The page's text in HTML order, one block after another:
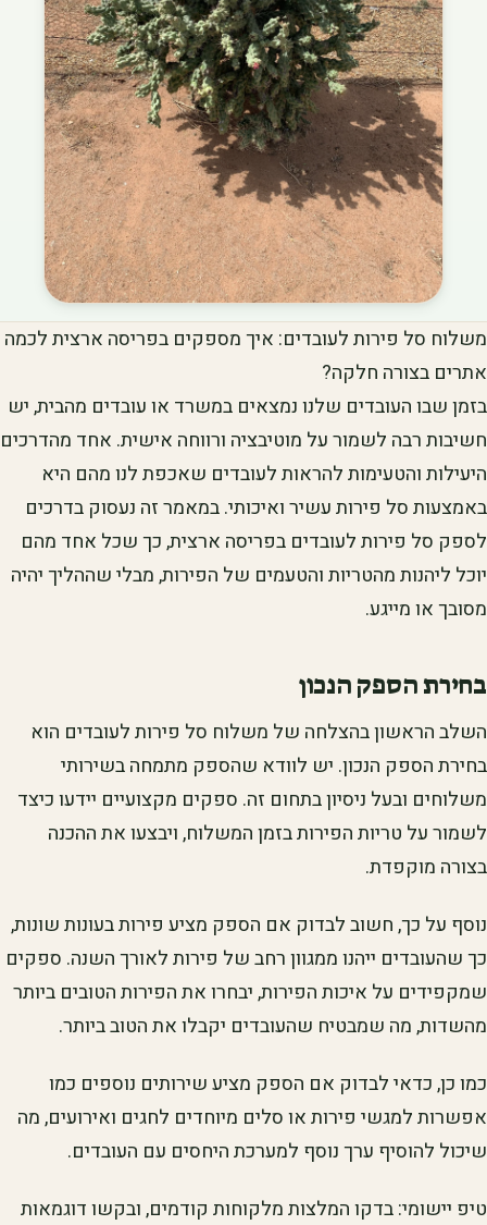
משלוח סל פירות לעובדים: איך מספקים בפריסה ארצית לכמה
אתרים בצורה חלקה?
בזמן שבו העובדים שלנו נמצאים במשרד או עובדים מהבית, יש
חשיבות רבה לשמור על מוטיבציה ורווחה אישית. אחד מהדרכים
היעילות והטעימות להראות לעובדים שאכפת לנו מהם היא
באמצעות סל פירות עשיר ואיכותי. במאמר זה נעסוק בדרכים
לספק סל פירות לעובדים בפריסה ארצית, כך שכל אחד מהם
יוכל ליהנות מהטריות והטעמים של הפירות, מבלי שההליך יהיה
מסובך או מייגע.
בחירת הספק הנכון
השלב הראשון בהצלחה של משלוח סל פירות לעובדים הוא
בחירת הספק הנכון. יש לוודא שהספק מתמחה בשירותי
משלוחים ובעל ניסיון בתחום זה. ספקים מקצועיים יידעו כיצד
לשמור על טריות הפירות בזמן המשלוח, ויבצעו את ההכנה
בצורה מוקפדת.
נוסף על כך, חשוב לבדוק אם הספק מציע פירות בעונות שונות,
כך שהעובדים ייהנו ממגוון רחב של פירות לאורך השנה. ספקים
שמקפידים על איכות הפירות, יבחרו את הפירות הטובים ביותר
מהשדות, מה שמבטיח שהעובדים יקבלו את הטוב ביותר.
כמו כן, כדאי לבדוק אם הספק מציע שירותים נוספים כמו
אפשרות למגשי פירות או סלים מיוחדים לחגים ואירועים, מה
שיכול להוסיף ערך נוסף למערכת היחסים עם העובדים.
טיפ יישומי: בדקו המלצות מלקוחות קודמים, ובקשו דוגמאות